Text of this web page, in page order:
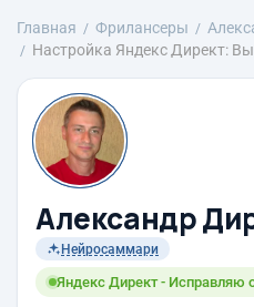
Главная Фрилансеры
Настройка Яндекс Директ:
Александр
Нейросаммари
Яндекс Директ - Исправляю